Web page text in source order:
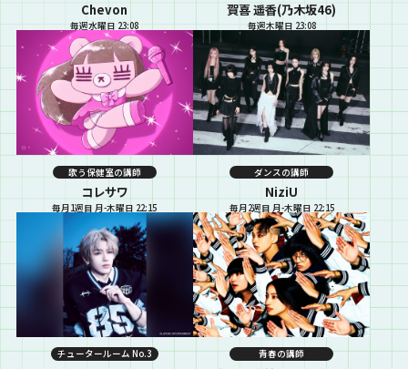
Chevon
毎週水曜日 23:08
賀喜 遥香(乃木坂46)
毎週木曜日 23:08
歌う保健室の講師
コレサワ
毎月1週目 月-木曜日 22:15
ダンスの講師
NiziU
毎月2週目 月-木曜日 22:15
チュータールーム No.3 青春の講師